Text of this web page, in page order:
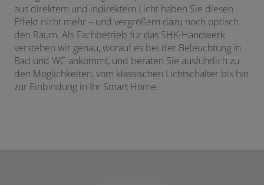
aus direktem und indirektem Licht haben Sie diesen
Effekt nicht mehr – und vergrößern dazu noch optisch
den Raum. Als Fachbetrieb für das SHK-Handwerk
verstehen wir genau, worauf es bei der Beleuchtung in
Bad und WC ankommt, und beraten Sie ausführlich zu
den Möglichkeiten, vom klassischen Lichtschalter bis hin
zur Einbindung in Ihr Smart Home.